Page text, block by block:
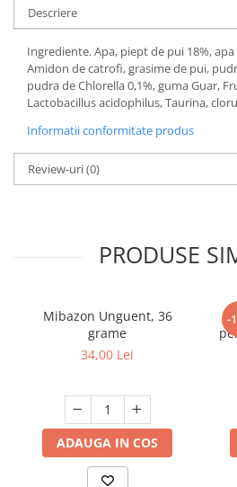
Descriere
Ingrediente. Apa, piept de pui 18%,
Amidon de catrofi, grasime de pui,
pudra de Chlorella 0,1%, guma Guar,
Lactobacillus acidophilus, Taurina,
Informatii conformitate produs
Review-uri(0)
PRODUSE
Mibazon Unguent, 36
grame
34,00 Lei
ADAUGA IN COS
-